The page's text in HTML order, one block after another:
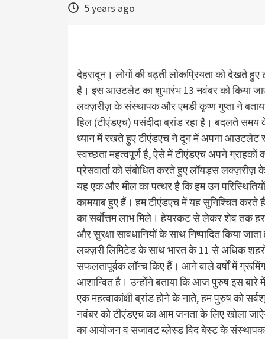
5 years ago
देहरादून। लोगों की बढ़ती लोकप्रियता को देखते
है। इस आउटलेट का शुभारंभ 13 नवंबर को किया
लक्ज़रीज़ के संस्थापक और एमडी कृष्ण गुप्ता ने
हिल (टीएंडएच) पसंदीदा ब्रांड रहा है। बदलते
ध्यान में रखते हुए टीएंडएच ने दून में अपना आउटलेट
स्वच्छता महत्वपूर्ण है, ऐसे में टीएंडएच अपने ग्राहकों
प्रेसवार्ता को संबोधित करते हुए लॉयड्स लक्ज़रीज़
यह एक और मील का पत्थर है कि हम उन
कामयाब हुए हैं। हम टीएंडएच में यह सुनिश्चित करते
का सर्वाेत्तम लाभ मिले। हेयरकट से लेकर शेव तक
और सुरक्षा सावधानियों के साथ निष्पादित किया
लक्ज़री लिमिटेड के साथ भारत के 11 से अधिक
सफलतापूर्वक लॉन्च किए हैं। आने वाले वर्षों में
आशान्वित है। उन्होंने बताया कि आज पुरुष इस
एक महत्वाकांक्षी ब्रांड होने के नाते, हम पुरुष को
नवंबर को टीएंडएच का आम जनता के लिए खोला
का आयोजन व सजावट ब्लेस्ड विद बेस्ट के संस्थापक